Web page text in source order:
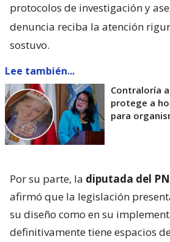
protocolos de investigación y
denuncia reciba la atención
sostuvo.
Lee también...
Contraloría
protege a
para
Por su parte, la diputada del
afirmó que la legislación
su diseño como en su
definitivamente tiene espacios